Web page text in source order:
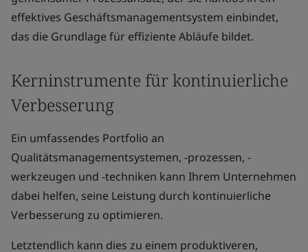
effektives Geschäftsmanagementsystem einbindet,
das die Grundlage für effiziente Abläufe bildet.
Kerninstrumente für kontinuierliche
Verbesserung
Ein umfassendes Portfolio an
Qualitätsmanagementsystemen, -prozessen, -
werkzeugen und -techniken kann Ihrem Unternehmen
dabei helfen, seine Leistung durch kontinuierliche
Verbesserung zu optimieren.
Letztendlich kann dies zu einem produktiveren,